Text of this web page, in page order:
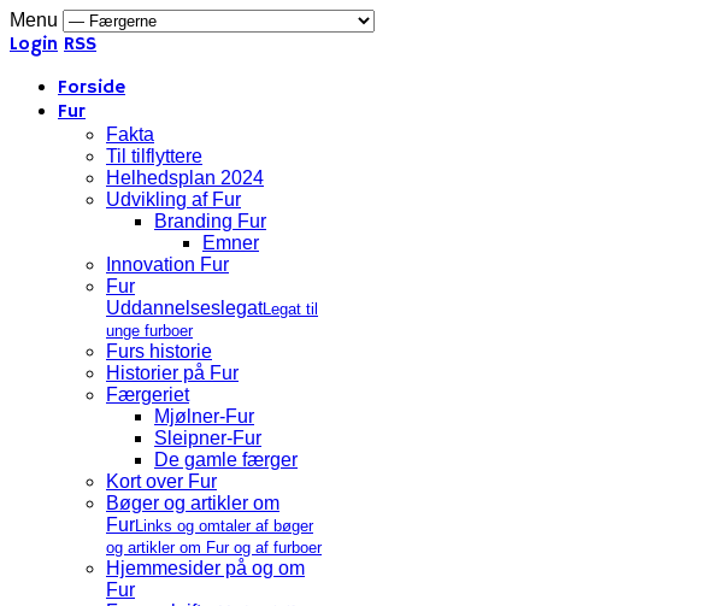
Menu
Login RSS
Forside
Fur
Fakta
Til tilflyttere
Helhedsplan 2024
Udvikling af Fur
Branding Fur
Emner
Innovation Fur
Fur
UddannelseslegatLegat til
unge furboer
Furs historie
Historier på Fur
Færgeriet
Mjølner-Fur
Sleipner-Fur
De gamle færger
Kort over Fur
Bøger og artikler om
FurLinks og omtaler af bøger
og artikler om Fur og af furboer
Hjemmesider på og om
Fur